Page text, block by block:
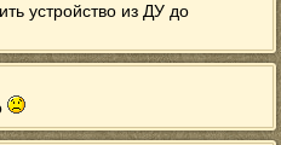
устройство из ДУ до